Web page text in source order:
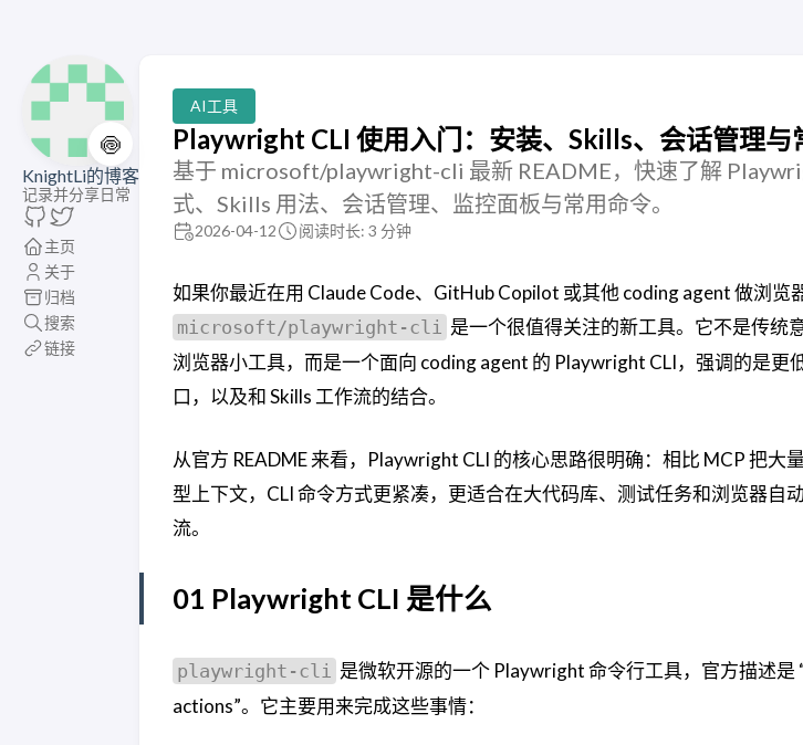
🍥
KnightLi的博客
记录并分享日常
主页
关于
归档
搜索
链接
AI工具
Playwright CLI 使用入门：安装、Skills、会话管理与
基于 microsoft/playwright-cli 最新 README，快速了解
式、Skills 用法、会话管理、监控面板与常用命令。
2026-04-12 阅读时长: 3 分钟
如果你最近在用 Claude Code、GitHub Copilot 或其他 coding agent 做浏览
microsoft/playwright-cli 是一个很值得关注的新工具。它不是传统
浏览器小工具，而是一个面向 coding agent 的 Playwright CLI，强调的是更
口，以及和 Skills 工作流的结合。
从官方 README 来看，Playwright CLI 的核心思路很明确：相比 MCP 把大
型上下文，CLI 命令方式更紧凑，更适合在大代码库、测试任务和浏览器自
流。
01 Playwright CLI 是什么
playwright-cli 是微软开源的一个 Playwright 命令行工具，官方描述是
actions”。它主要用来完成这些事情：